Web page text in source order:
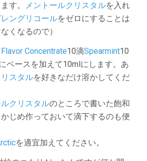
す。
メントールクリスタルを入れ
ングリコールをゼロにすることは
くなるので）
Concentrate10滴Spearmint10
ベースを加えて10mlにします。あ
スタルを好きなだけ溶かしてくだ
クリスタルのところで書いた飽和
じめ作っておいて滴下するのも便
を適宜加えてください。